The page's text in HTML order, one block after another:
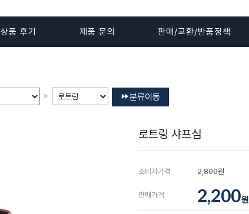
상품 후기 제품 문의 판매/교환/반품정책
> 분류이동
로트링 샤프심
소비자가격 2,800원
판매가격 2,200원